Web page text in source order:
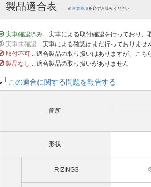
製品適合表 ※注意事項を必ずお読みください
実車確認済み .. 実車による取付確認を行っており、
実車未確認 .. 実車による確認はまだ行っておりませ
取付不可 .. 適合製品の取り扱いはありますが、こち
製品なし .. 適合製品の取り扱いがありません
この適合に関する問題を報告する
箇所
形状
RIZING3